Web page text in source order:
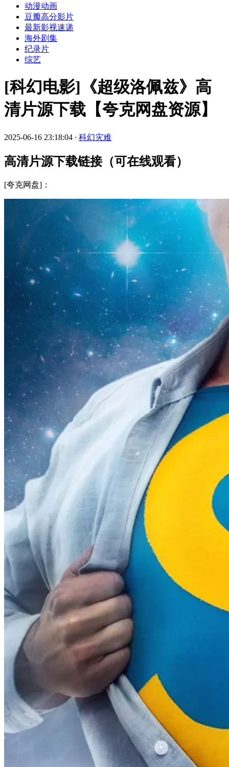
动漫动画
豆瓣高分影片
最新影视速递
海外剧集
纪录片
综艺
[科幻电影]《超级洛佩兹》高
清片源下载【夸克网盘资源】
2025-06-16 23:18:04 · 科幻灾难
高清片源下载链接（可在线观看）
[夸克网盘]：